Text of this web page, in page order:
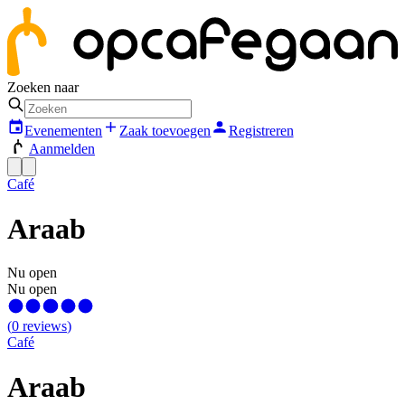
Zoeken naar
Evenementen Zaak toevoegen
Registreren
Aanmelden
Café
Araab
Nu open
Nu open
(0 reviews)
Café
Araab